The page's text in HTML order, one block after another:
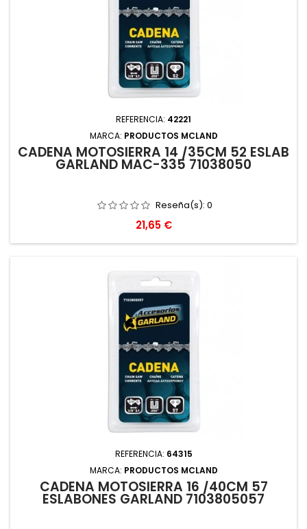
REFERENCIA: 42221
MARCA: PRODUCTOS MCLAND
CADENA MOTOSIERRA 14 /35CM 52 ESLAB
GARLAND MAC-335 71038050
Reseña(s): 0
Precio
21,65 €
REFERENCIA: 64315
MARCA: PRODUCTOS MCLAND
CADENA MOTOSIERRA 16 /40CM 57
ESLABONES GARLAND 7103805057